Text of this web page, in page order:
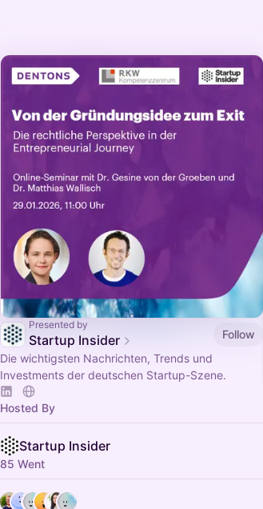
Presented by
Startup Insider
Follow
Die wichtigsten Nachrichten, Trends und
Investments der deutschen Startup-Szene.
Hosted By
Startup Insider
85 Went